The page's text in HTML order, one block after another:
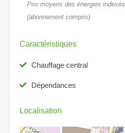
Prix moyens des énergies
(abonnement compris)
Caractéristiques
Chauffage central
Dépendances
Localisation